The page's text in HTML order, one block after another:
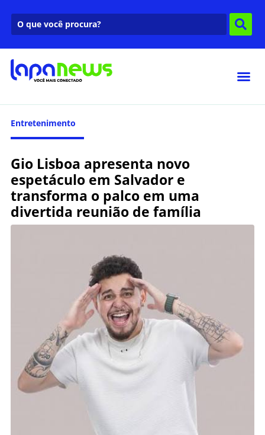
Entretenimento
Gio Lisboa apresenta novo
espetáculo em Salvador e
transforma o palco em uma
divertida reunião de família